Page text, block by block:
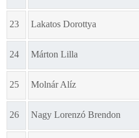
23 Lakatos Dorottya
24 Márton Lilla
25 Molnár Alíz
26 Nagy Lorenzó Brendon